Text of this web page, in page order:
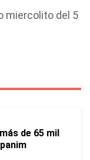
miercolito del 5
de 65 mil